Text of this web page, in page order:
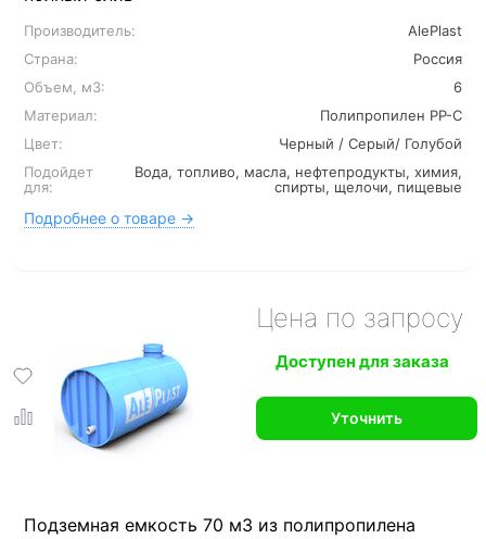
Производитель:
AlePlast
Страна:
Россия
Объем, м3:
6
Материал:
Полипропилен PP-C
Цвет:
Черный / Серый/ Голубой
Подойдет
для:
Вода, топливо, масла, нефтепродукты, химия,
спирты, щелочи, пищевые
Подробнее о товаре →
Подземная емкость 70 м3 из полипропилена
Цена по запросу
Доступен для заказа
Уточнить